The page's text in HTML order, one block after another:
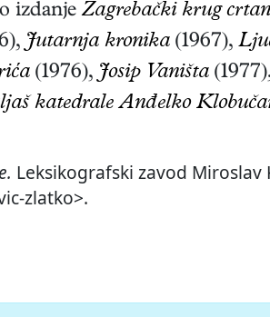
izdanjeZagrebački krug
Jutarnja kronika (1967),
(1976),Josip Vaništa
katedrale Anđelko
Leksikografski zavod Miroslav
zlatko>.